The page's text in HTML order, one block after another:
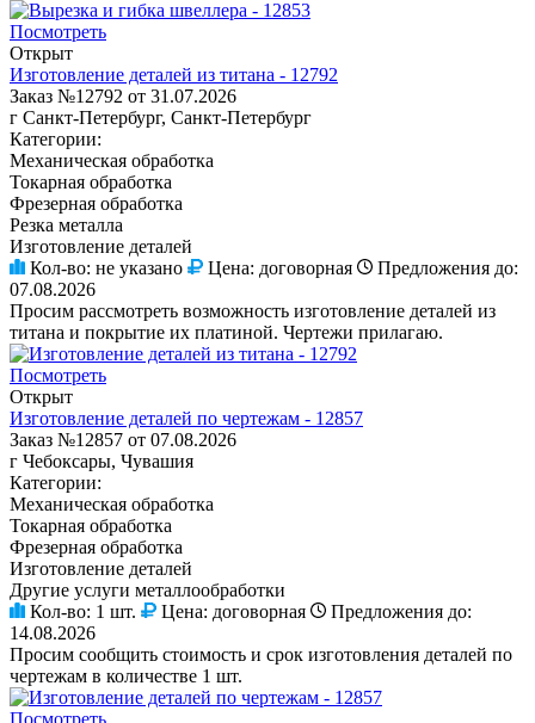
Посмотреть
Открыт
Изготовление деталей из титана - 12792
Заказ №12792 от 31.07.2026
г Санкт-Петербург, Санкт-Петербург
Категории:
Механическая обработка
Токарная обработка
Фрезерная обработка
Резка металла
Изготовление деталей
Кол-во: не указано Цена: договорная
Предложения до:
07.08.2026
Просим рассмотреть возможность изготовление деталей из
титана и покрытие их платиной. Чертежи прилагаю.
Посмотреть
Открыт
Изготовление деталей по чертежам - 12857
Заказ №12857 от 07.08.2026
г Чебоксары, Чувашия
Категории:
Механическая обработка
Токарная обработка
Фрезерная обработка
Изготовление деталей
Другие услуги металлообработки
Кол-во: 1 шт. Цена: договорная
Предложения до:
14.08.2026
Просим сообщить стоимость и срок изготовления деталей по
чертежам в количестве 1 шт.
Посмотреть